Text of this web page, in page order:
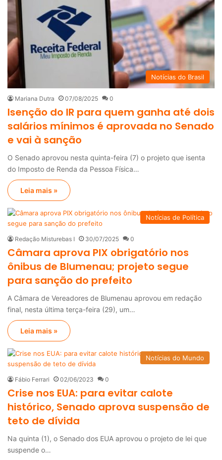
Notícias do Brasil
Mariana Dutra 07/08/2025 0
Isenção do IR para quem ganha até dois
salários mínimos é aprovada no Senado
e vai à sanção
O Senado aprovou nesta quinta-feira (7) o projeto que isenta
do Imposto de Renda da Pessoa Física…
Leia mais »
Notícias de Política
Redação Misturebas I 30/07/2025 0
Câmara aprova PIX obrigatório nos
ônibus de Blumenau; projeto segue
para sanção do prefeito
A Câmara de Vereadores de Blumenau aprovou em redação
final, nesta última terça-feira (29), um…
Leia mais »
Notícias do Mundo
Fábio Ferrari 02/06/2023 0
Crise nos EUA: para evitar calote
histórico, Senado aprova suspensão de
teto de dívida
Na quinta (1), o Senado dos EUA aprovou o projeto de lei que
suspende o…